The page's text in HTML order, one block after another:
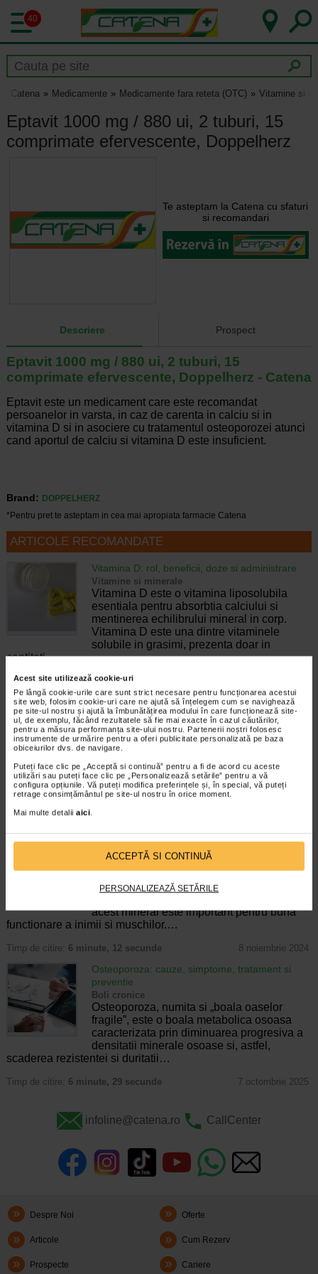
Acest site utilizează cookie-uri
Pe lângă cookie-urile care sunt strict necesare pentru funcționarea acestui
site web, folosim cookie-uri care ne ajută să înțelegem cum se navighează
pe site-ul nostru și ajută la îmbunătățirea modului în care funcționează site-
ul, de exemplu, făcând rezultatele să fie mai exacte în cazul căutărilor,
pentru a măsura performanța site-ului nostru. Partenerii noștri folosesc
instrumente de urmărire pentru a oferi publicitate personalizată pe baza
obiceiurilor dvs. de navigare.
Puteți face clic pe „Acceptă si continuă” pentru a fi de acord cu aceste
utilizări sau puteți face clic pe „Personalizează setările” pentru a vă
configura opțiunile. Vă puteți modifica preferințele și, în special, vă puteți
retrage consimțământul pe site-ul nostru în orice moment.
Mai multe detalii aici.
ACCEPTĂ SI CONTINUĂ
PERSONALIZEAZĂ SETĂRILE
40
Catena Medicamente Medicamente fara reteta (OTC) Vitamine si
Eptavit 1000 mg / 880 ui, 2 tuburi, 15
comprimate efervescente, Doppelherz
Te asteptam la Catena cu sfaturi
si recomandari
Descriere Prospect
Eptavit 1000 mg / 880 ui, 2 tuburi, 15
comprimate efervescente, Doppelherz - Catena
Eptavit este un medicament care este recomandat
persoanelor in varsta, in caz de carenta in calciu si in
vitamina D si in asociere cu tratamentul osteoporozei atunci
cand aportul de calciu si vitamina D este insuficient.
Brand:
DOPPELHERZ
*Pentru pret te asteptam in cea mai apropiata farmacie Catena
ARTICOLE RECOMANDATE
Vitamina D: rol, beneficii, doze si administrare
Vitamine si minerale
Vitamina D este o vitamina liposolubila
esentiala pentru absorbtia calciului si
mentinerea echilibrului mineral in corp.
Vitamina D este una dintre vitaminele
solubile in grasimi, prezenta doar in
cantitati…
Timp de citire:6 minute, 31 secunde
Cand se ia vitamina D: dimineata sau seara?
Ghid complet pentru eficienta maxima
Vitamine si minerale
Intr-o lume in care deficientele de vitamina
D sunt tot mai frecvente, din cauza
expunerii limitate la soare si a stilului de
viata modern, suplimentarea cu vitamina D
a devenit o rutina necesara pentru…
Timp de citire:6 minute, 42 secunde
Lipsa de calciu: cauze si simptome de
hipocalcemie
Vitamine si minerale
Calciul este un mineral esential pentru
organism. Corpul foloseste calciul pentru a
acest mineral este important pentru buna
functionare a inimii si muschilor.…
Timp de citire: 6 minute, 12 secunde 8 noiembrie 2024
Osteoporoza: cauze, simptome, tratament si
preventie
Boli cronice
Osteoporoza, numita si „boala oaselor
fragile”, este o boala metabolica osoasa
caracterizata prin diminuarea progresiva a
densitatii minerale osoase si, astfel,
scaderea rezistentei si duritatii…
Timp de citire: 6 minute, 29 secunde 7 octombrie 2025
infoline@catena.ro CallCenter
Despre Noi Oferte
Articole Cum Rezerv
Prospecte Cariere